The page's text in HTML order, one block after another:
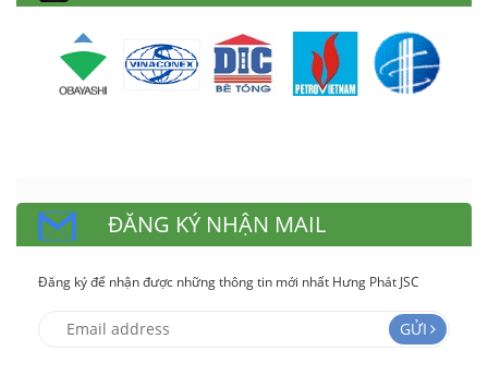
ĐĂNG KÝ NHẬN MAIL
Đăng ký để nhận được những thông tin mới nhất Hưng Phát JSC
GỬI